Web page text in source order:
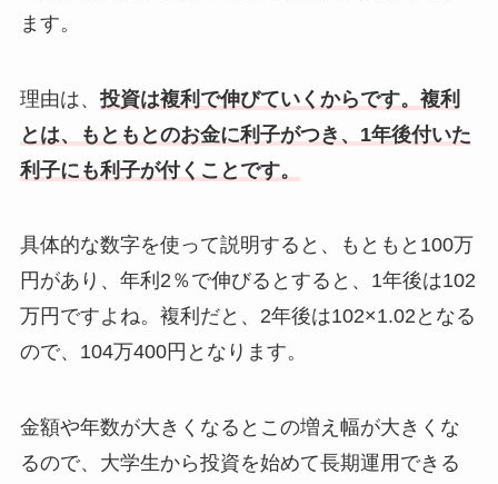
ます。
理由は、 投資は複利で伸びていくからです。複利
とは、もともとのお金に利子がつき、1年後付いた
利子にも利子が付くことです。
具体的な数字を使って説明すると、もともと100万
円があり、年利2％で伸びるとすると、1年後は102
万円ですよね。複利だと、2年後は102×1.02となる
ので、104万400円となります。
金額や年数が大きくなるとこの増え幅が大きくな
るので、大学生から投資を始めて長期運用できる